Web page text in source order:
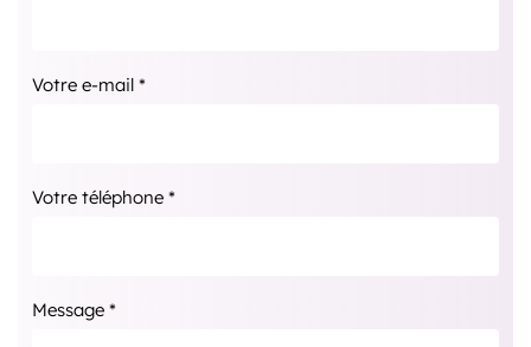
Votre e-mail *
Votre téléphone *
Message *